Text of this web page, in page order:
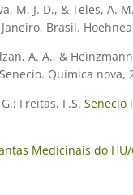
M. J. D., & Teles, A.
Brasil.
A. A., &
Química nova,
Freitas, F.S. Senecio
Medicinais do